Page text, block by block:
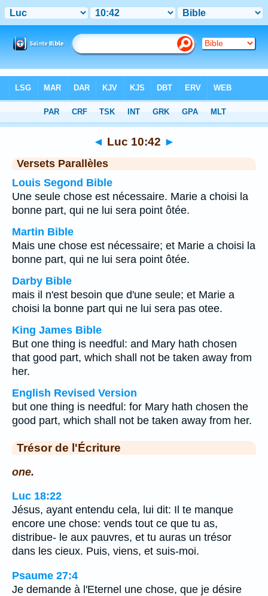
Chapitre 10> Verset 42
◄ Luc 10:42 ►
Versets Parallèles
Louis Segond Bible
Une seule chose est nécessaire. Marie a choisi la
bonne part, qui ne lui sera point ôtée.
Martin Bible
Mais une chose est nécessaire; et Marie a choisi la
bonne part, qui ne lui sera point ôtée.
Darby Bible
mais il n'est besoin que d'une seule; et Marie a
choisi la bonne part qui ne lui sera pas otee.
King James Bible
But one thing is needful: and Mary hath chosen
that good part, which shall not be taken away from
her.
English Revised Version
but one thing is needful: for Mary hath chosen the
good part, which shall not be taken away from her.
Trésor de l'Écriture
one.
Luc 18:22
Jésus, ayant entendu cela, lui dit: Il te manque
encore une chose: vends tout ce que tu as,
distribue- le aux pauvres, et tu auras un trésor
dans les cieux. Puis, viens, et suis-moi.
Psaume 27:4
Je demande à l'Eternel une chose, que je désire